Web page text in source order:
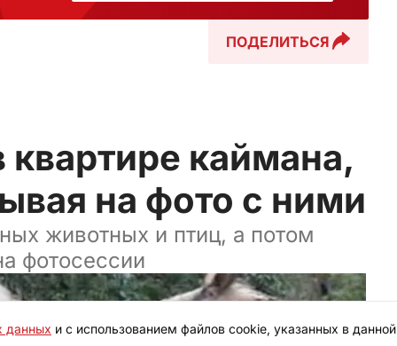
ПОДЕЛИТЬСЯ
каймана,
на фото с ними
животных и птиц, а потом
фотосессии
данных и с использованием файлов cookie, указанных в данной